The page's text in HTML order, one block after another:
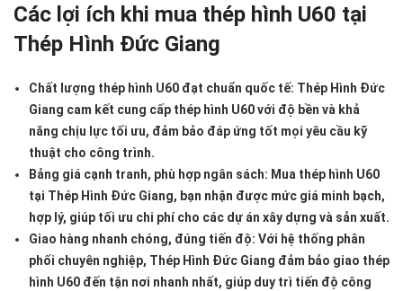
Các lợi ích khi mua thép hình U60 tại
Thép Hình Đức Giang
Chất lượng thép hình U60 đạt chuẩn quốc tế: Thép Hình Đức
Giang cam kết cung cấp thép hình U60 với độ bền và khả
năng chịu lực tối ưu, đảm bảo đáp ứng tốt mọi yêu cầu kỹ
thuật cho công trình.
Bảng giá cạnh tranh, phù hợp ngân sách: Mua thép hình U60
tại Thép Hình Đức Giang, bạn nhận được mức giá minh bạch,
hợp lý, giúp tối ưu chi phí cho các dự án xây dựng và sản xuất.
Giao hàng nhanh chóng, đúng tiến độ: Với hệ thống phân
phối chuyên nghiệp, Thép Hình Đức Giang đảm bảo giao thép
hình U60 đến tận nơi nhanh nhất, giúp duy trì tiến độ công